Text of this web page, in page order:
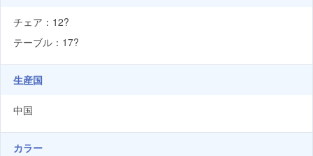
チェア：12?
テーブル：17?
生産国
中国
カラー